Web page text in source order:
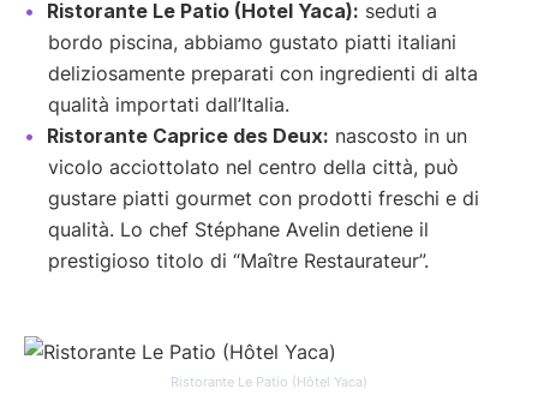
Ristorante Le Patio (Hotel Yaca): seduti a
bordo piscina, abbiamo gustato piatti italiani
deliziosamente preparati con ingredienti di alta
qualità importati dall’Italia.
Ristorante Caprice des Deux: nascosto in un
vicolo acciottolato nel centro della città, può
gustare piatti gourmet con prodotti freschi e di
qualità. Lo chef Stéphane Avelin detiene il
prestigioso titolo di “Maître Restaurateur”.
Ristorante Le Patio (Hôtel Yaca)